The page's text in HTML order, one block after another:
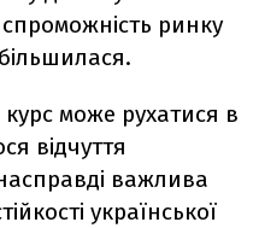
ринку
може рухатися в
відчуття
важлива
української